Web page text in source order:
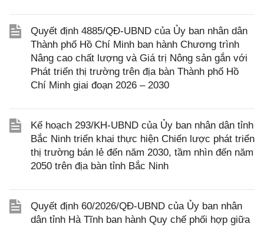
Quyết định 4885/QĐ-UBND của Ủy ban nhân dân
Thành phố Hồ Chí Minh ban hành Chương trình
Nâng cao chất lượng và Giá trị Nông sản gắn với
Phát triển thị trường trên địa bàn Thành phố Hồ
Chí Minh giai đoạn 2026 – 2030
Kế hoạch 293/KH-UBND của Ủy ban nhân dân tỉnh
Bắc Ninh triển khai thực hiện Chiến lược phát triển
thị trường bán lẻ đến năm 2030, tầm nhìn đến năm
2050 trên địa bàn tỉnh Bắc Ninh
Quyết định 60/2026/QĐ-UBND của Ủy ban nhân
dân tỉnh Hà Tĩnh ban hành Quy chế phối hợp giữa